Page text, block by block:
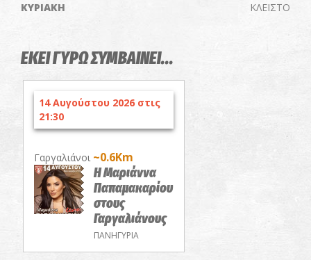
ΚΥΡΙΑΚΗ ΚΛΕΙΣΤΟ
ΕΚΕΙ ΓΥΡΩ ΣΥΜΒΑΙΝΕΙ...
14 Αυγούστου 2026 στις
21:30
Γαργαλιάνοι ~0.6Km
Η Μαριάννα
Παπαμακαρίου
στους
Γαργαλιάνους
ΠΑΝΗΓΥΡΙΑ